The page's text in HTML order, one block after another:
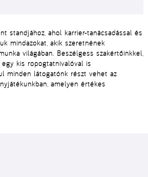
standjához, ahol karrier-tanácsadással és
mindazokat, akik szeretnének
világában. Beszélgess szakértőinkkel,
kis ropogtatnivalóval is
minden látogatónk részt vehet az
amelyen értékes